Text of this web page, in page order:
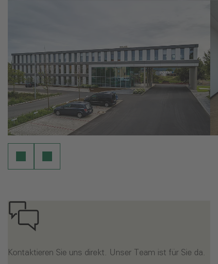
Kontaktieren Sie uns direkt. Unser Team ist für Sie da.